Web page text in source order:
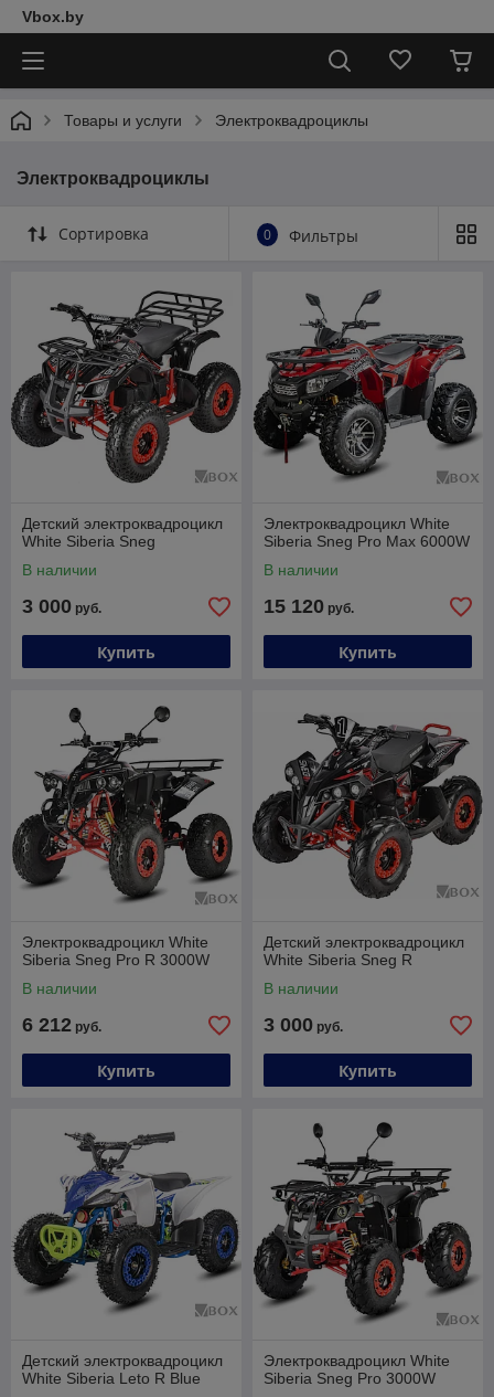
Vbox.by
Товары и услуги Электроквадроциклы
Электроквадроциклы
Сортировка 0 Фильтры
Детский электроквадроцикл
White Siberia Sneg
В наличии
3 000 руб.
Купить
Электроквадроцикл White
Siberia Sneg Pro Max 6000W
В наличии
15 120 руб.
Купить
Электроквадроцикл White
Siberia Sneg Pro R 3000W
В наличии
6 212 руб.
Купить
Детский электроквадроцикл
White Siberia Sneg R
В наличии
3 000 руб.
Купить
Детский электроквадроцикл
White Siberia Leto R Blue
Электроквадроцикл White
Siberia Sneg Pro 3000W